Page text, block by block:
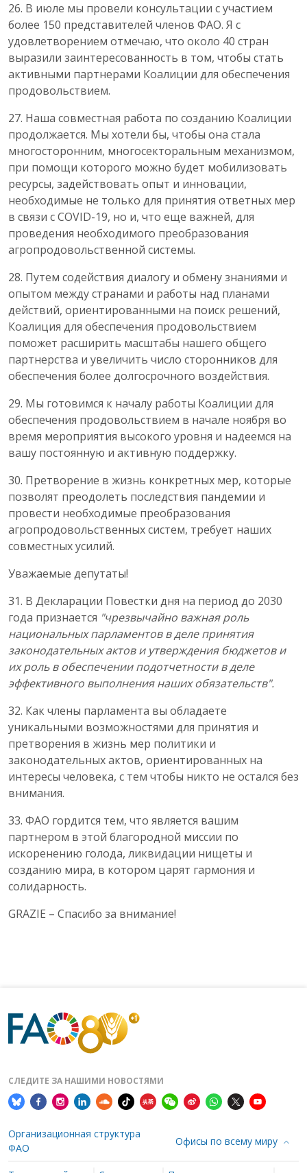
26. В июле мы провели консультации с участием
более 150 представителей членов ФАО. Я с
удовлетворением отмечаю, что около 40 стран
выразили заинтересованность в том, чтобы стать
активными партнерами Коалиции для обеспечения
продовольствием.
27. Наша совместная работа по созданию Коалиции
продолжается. Мы хотели бы, чтобы она стала
многосторонним, многосекторальным механизмом,
при помощи которого можно будет мобилизовать
ресурсы, задействовать опыт и инновации,
необходимые не только для принятия ответных мер
в связи с COVID-19, но и, что еще важней, для
проведения необходимого преобразования
агропродовольственной системы.
28. Путем содействия диалогу и обмену знаниями и
опытом между странами и работы над планами
действий, ориентированными на поиск решений,
Коалиция для обеспечения продовольствием
поможет расширить масштабы нашего общего
партнерства и увеличить число сторонников для
обеспечения более долгосрочного воздействия.
29. Мы готовимся к началу работы Коалиции для
обеспечения продовольствием в начале ноября во
время мероприятия высокого уровня и надеемся на
вашу постоянную и активную поддержку.
30. Претворение в жизнь конкретных мер, которые
позволят преодолеть последствия пандемии и
провести необходимые преобразования
агропродовольственных систем, требует наших
совместных усилий.
Уважаемые депутаты!
31. В Декларации Повестки дня на период до 2030
года признается "чрезвычайно важная роль
национальных парламентов в деле принятия
законодательных актов и утверждения бюджетов и
их роль в обеспечении подотчетности в деле
эффективного выполнения наших обязательств".
32. Как члены парламента вы обладаете
уникальными возможностями для принятия и
претворения в жизнь мер политики и
законодательных актов, ориентированных на
интересы человека, с тем чтобы никто не остался без
внимания.
33. ФАО гордится тем, что является вашим
партнером в этой благородной миссии по
искоренению голода, ликвидации нищеты и
созданию мира, в котором царят гармония и
солидарность.
GRAZIE – Спасибо за внимание!
СЛЕДИТЕ ЗА НАШИМИ НОВОСТЯМИ
Организационная структура
ФАО
Офисы по всему миру